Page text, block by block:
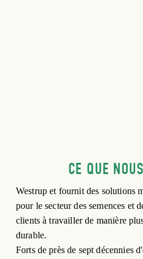
CE QUE
Westrup et fournit des solutions
pour le secteur des semences et
clients à travailler de manière
durable.
Forts de près de sept décennies